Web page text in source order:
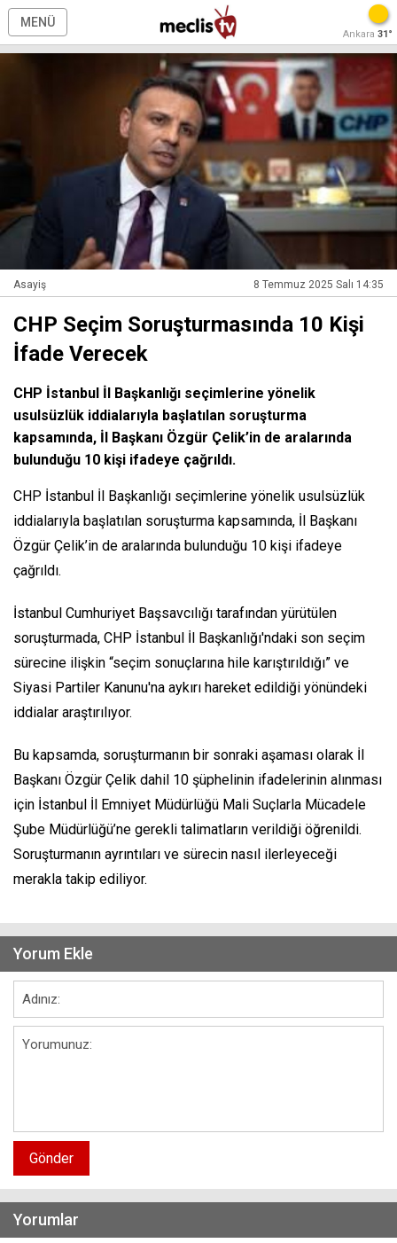
MENÜ
Ankara 31°
Asayiş 8 Temmuz 2025 Salı 14:35
CHP Seçim Soruşturmasında 10 Kişi
İfade Verecek
CHP İstanbul İl Başkanlığı seçimlerine yönelik
usulsüzlük iddialarıyla başlatılan soruşturma
kapsamında, İl Başkanı Özgür Çelik’in de aralarında
bulunduğu 10 kişi ifadeye çağrıldı.
CHP İstanbul İl Başkanlığı seçimlerine yönelik usulsüzlük
iddialarıyla başlatılan soruşturma kapsamında, İl Başkanı
Özgür Çelik’in de aralarında bulunduğu 10 kişi ifadeye
çağrıldı.
İstanbul Cumhuriyet Başsavcılığı tarafından yürütülen
soruşturmada, CHP İstanbul İl Başkanlığı'ndaki son seçim
sürecine ilişkin “seçim sonuçlarına hile karıştırıldığı” ve
Siyasi Partiler Kanunu'na aykırı hareket edildiği yönündeki
iddialar araştırılıyor.
Bu kapsamda, soruşturmanın bir sonraki aşaması olarak İl
Başkanı Özgür Çelik dahil 10 şüphelinin ifadelerinin alınması
için İstanbul İl Emniyet Müdürlüğü Mali Suçlarla Mücadele
Şube Müdürlüğü’ne gerekli talimatların verildiği öğrenildi.
Soruşturmanın ayrıntıları ve sürecin nasıl ilerleyeceği
merakla takip ediliyor.
Yorum Ekle
Gönder
Yorumlar